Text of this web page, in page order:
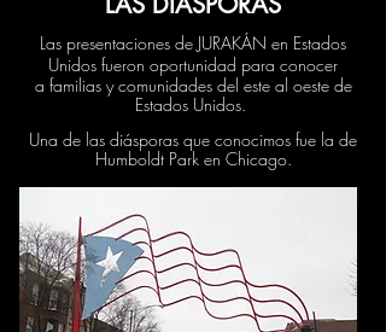
Las presentaciones de JURAKÁN en Estados
Unidos fueron oportunidad para conocer
a familias y comunidades del este al oeste de
Estados Unidos.
Una de las diásporas que conocimos fue la de
Humboldt Park en Chicago.